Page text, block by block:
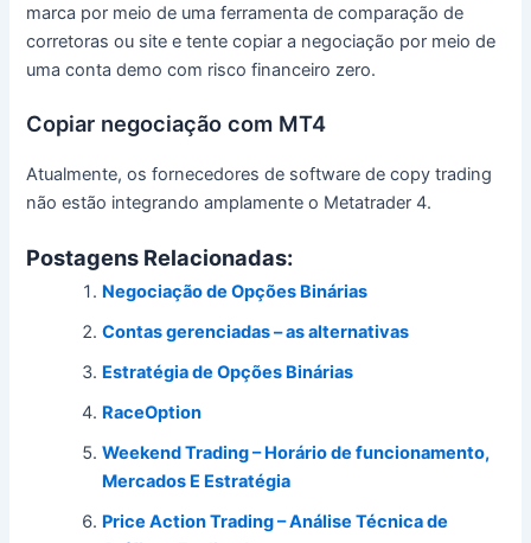
marca por meio de uma ferramentade comparação de
corretoras ou site e tente copiar a negociação por meio de
uma conta demo com risco financeiro zero.
Copiar negociação com MT4
Atualmente, os fornecedores de software de copy trading
não estão integrando amplamente o Metatrader 4.
Postagens Relacionadas:
Negociação de Opções Binárias
Contas gerenciadas – as alternativas
Estratégia de Opções Binárias
RaceOption
Weekend Trading – Horário de funcionamento,
Mercados E Estratégia
Price Action Trading – Análise Técnica de